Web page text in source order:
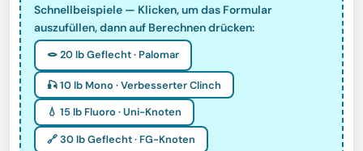
Schnellbeispiele — Klicken, um das Formular
auszufüllen, dann auf Berechnen drücken:
🪢 20 lb Geflecht · Palomar
🎣 10 lb Mono · Verbesserter Clinch
💧 15 lb Fluoro · Uni-Knoten
🔗 30 lb Geflecht · FG-Knoten